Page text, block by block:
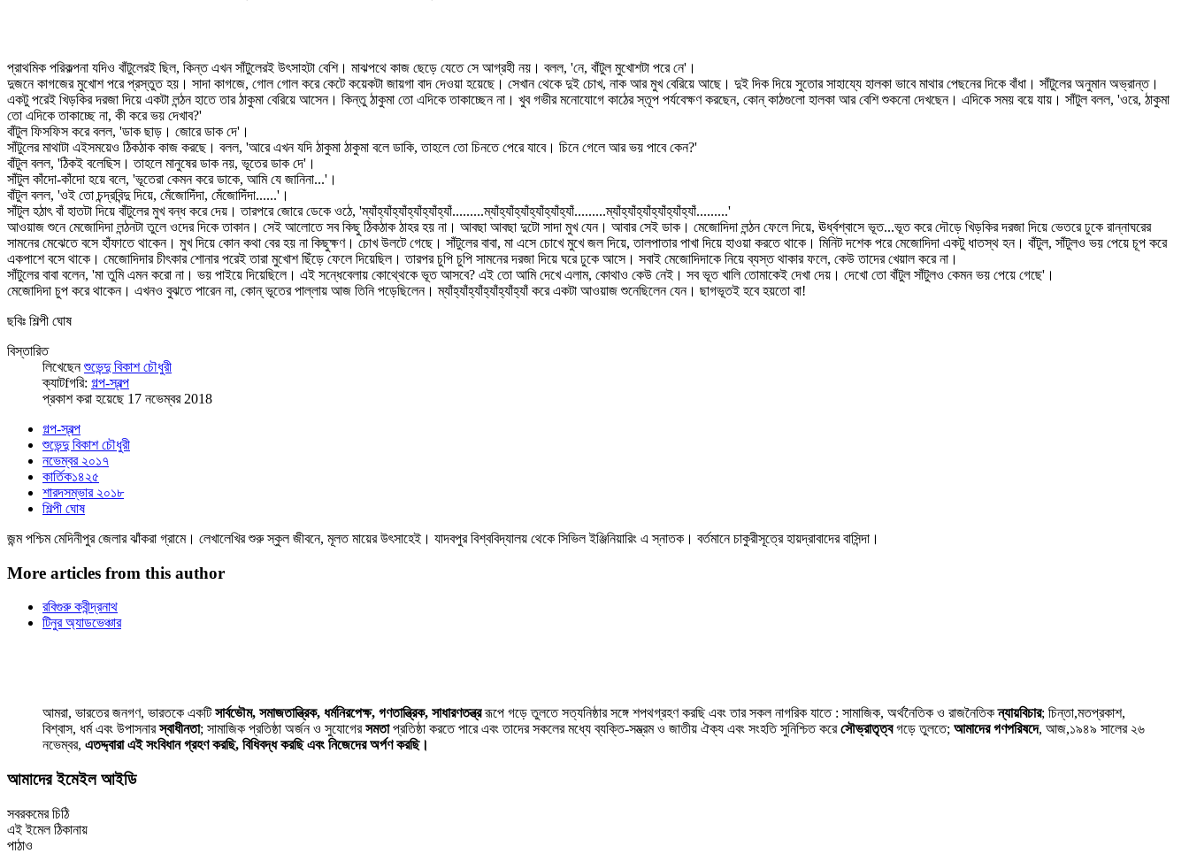
প্রাথমিক পরিকল্পনা যদিও বাঁটুলেরই ছিল, কিন্ত এখন সাঁটুলেরই উৎসাহটা বেশি। মাঝপথে কাজ ছেড়ে যেতে সে আগ্রহী নয়। বলল, 'নে, বাঁটুল মুখোশটা পরে নে'।
দুজনে কাগজের মুখোশ পরে প্রস্তুত হয়। সাদা কাগজে, গোল গোল করে কেটে কয়েকটা জায়গা বাদ দেওয়া হয়েছে। সেখান থেকে দুই চোখ, নাক আর মুখ বেরিয়ে আছে। দুই দিক দিয়ে সুতোর সাহায্যে হালকা ভাবে মাথার পেছনের দিকে বাঁধা। সাঁটুলের অনুমান অভ্রান্ত।
একটু পরেই খিড়কির দরজা দিয়ে একটা লন্ঠন হাতে তার ঠাকুমা বেরিয়ে আসেন। কিন্তু ঠাকুমা তো এদিকে তাকাচ্ছেন না। খুব গভীর মনোযোগে কাঠের স্তূপ পর্যবেক্ষণ করছেন, কোন্ কাঠগুলো হালকা আর বেশি শুকনো দেখছেন। এদিকে সময় বয়ে যায়। সাঁটুল বলল, 'ওরে, ঠাকুমা
তো এদিকে তাকাচ্ছে না, কী করে ভয় দেখাব?'
বাঁটুল ফিসফিস করে বলল, 'ডাক ছাড়। জোরে ডাক দে'।
সাঁটুলের মাথাটা এইসময়েও ঠিকঠাক কাজ করছে। বলল, 'আরে এখন যদি ঠাকুমা ঠাকুমা বলে ডাকি, তাহলে তো চিনতে পেরে যাবে। চিনে গেলে আর ভয় পাবে কেন?'
বাঁটুল বলল, 'ঠিকই বলেছিস। তাহলে মানুষের ডাক নয়, ভূতের ডাক দে'।
সাঁটুল কাঁদো-কাঁদো হয়ে বলে, 'ভূতেরা কেমন করে ডাকে, আমি যে জানিনা...'।
বাঁটুল বলল, 'ওই তো চন্দ্রবিন্দু দিয়ে, মেঁজোদিঁদা, মেঁজোদিঁদা......'।
সাঁটুল হঠাৎ বাঁ হাতটা দিয়ে বাঁটুলের মুখ বন্ধ করে দেয়। তারপরে জোরে ডেকে ওঠে, 'ম্যাঁহ্যাঁহ্যাঁহ্যাঁহ্যাঁহ্যাঁ.........ম্যাঁহ্যাঁহ্যাঁহ্যাঁহ্যাঁহ্যাঁ.........ম্যাঁহ্যাঁহ্যাঁহ্যাঁহ্যাঁহ্যাঁ.........'
আওয়াজ শুনে মেজোদিদা লন্ঠনটা তুলে ওদের দিকে তাকান। সেই আলোতে সব কিছু ঠিকঠাক ঠাহর হয় না। আবছা আবছা দুটো সাদা মুখ যেন। আবার সেই ডাক। মেজোদিদা লন্ঠন ফেলে দিয়ে, ঊর্ধ্বশ্বাসে ভূত...ভূত করে দৌড়ে খিড়কির দরজা দিয়ে ভেতরে ঢুকে রান্নাঘরের
সামনের মেঝেতে বসে হাঁফাতে থাকেন। মুখ দিয়ে কোন কথা বের হয় না কিছুক্ষণ। চোখ উলটে গেছে। সাঁটুলের বাবা, মা এসে চোখে মুখে জল দিয়ে, তালপাতার পাখা দিয়ে হাওয়া করতে থাকে। মিনিট দশেক পরে মেজোদিদা একটু ধাতস্থ হন। বাঁটুল, সাঁটুলও ভয় পেয়ে চূপ করে
একপাশে বসে থাকে। মেজোদিদার চীৎকার শোনার পরেই তারা মুখোশ ছিঁড়ে ফেলে দিয়েছিল। তারপর চুপি চুপি সামনের দরজা দিয়ে ঘরে ঢুকে আসে। সবাই মেজোদিদাকে নিয়ে ব্যস্ত থাকার ফলে, কেউ তাদের খেয়াল করে না।
সাঁটুলের বাবা বলেন, 'মা তুমি এমন করো না। ভয় পাইয়ে দিয়েছিলে। এই সন্ধেবেলায় কোথ্থেকে ভূত আসবে? এই তো আমি দেখে এলাম, কোথাও কেউ নেই। সব ভূত খালি তোমাকেই দেখা দেয়। দেখো তো বাঁটুল সাঁটুলও কেমন ভয় পেয়ে গেছে'।
মেজোদিদা চুপ করে থাকেন। এখনও বুঝতে পারেন না, কোন্ ভূতের পাল্লায় আজ তিনি পড়েছিলেন। ম্যাঁহ্যাঁহ্যাঁহ্যাঁহ্যাঁহ্যাঁ করে একটা আওয়াজ শুনেছিলেন যেন। ছাগভূতই হবে হয়তো বা!
ছবিঃ শিল্পী ঘোষ
বিস্তারিত
লিখেছেনশুভেন্দু বিকাশ চৌধুরী
ক্যাটfগরি: গল্প-স্বল্প
প্রকাশ করা হয়েছে 17 নভেম্বর 2018
গল্প-স্বল্প
শুভেন্দু বিকাশ চৌধুরী
নভেম্বর ২০১৭
কার্তিক১৪২৫
শারদসম্ভার ২০১৮
শিল্পী ঘোষ
জন্ম পশ্চিম মেদিনীপুর জেলার ঝাঁকরা গ্রামে। লেখালেখির শুরু স্কুল জীবনে, মূলত মায়ের উৎসাহেই। যাদবপুর বিশ্ববিদ্যালয় থেকে সিভিল ইঞ্জিনিয়ারিং এ স্নাতক। বর্তমানে চাকুরীসূত্রে হায়দ্রাবাদের বাসিন্দা।
More articles from this author
রবিগুরু কবীন্দ্রনাথ
টিনুর অ্যাডভেঞ্চার
আমরা, ভারতের জনগণ, ভারতকে একটিসার্বভৌম, সমাজতান্ত্রিক, ধর্মনিরপেক্ষ, গণতান্ত্রিক, সাধারণতন্ত্ররূপে গড়ে তুলতে সত্যনিষ্ঠার সঙ্গে শপথগ্রহণ করছি এবং তার সকল নাগরিক যাতে : সামাজিক, অর্থনৈতিক ও রাজনৈতিকন্যায়বিচার; চিন্তা,মতপ্রকাশ,
বিশ্বাস, ধর্ম এবং উপাসনারস্বাধীনতা; সামাজিক প্রতিষ্ঠা অর্জন ও সুযোগেরসমতাপ্রতিষ্ঠা করতে পারে এবং তাদের সকলের মধ্যে ব্যক্তি-সম্ভ্রম ও জাতীয় ঐক্য এবং সংহতি সুনিশ্চিত করেসৌভ্রাতৃত্বগড়ে তুলতে; আমাদের গণপরিষদে, আজ,১৯৪৯ সালের ২৬
নভেম্বর, এতদ্দ্বারা এই সংবিধান গ্রহণ করছি, বিধিবদ্ধ করছি এবং নিজেদের অর্পণ করছি।
আমাদের ইমেইল আইডি
সবরকমের চিঠি
এই ইমেল ঠিকানায়
পাঠাও